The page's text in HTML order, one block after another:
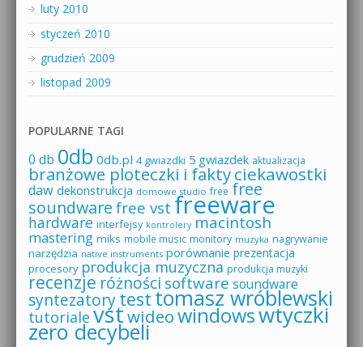
luty 2010
styczeń 2010
grudzień 2009
listopad 2009
POPULARNE TAGI
0 db 0db 0db.pl 4 gwiazdki 5 gwiazdek aktualizacja
branżowe ploteczki i faktyciekawostki
daw dekonstrukcja domowe studio free free
soundware free vst freeware
hardware interfejsy kontrolery macintosh
mastering miks mobile music monitory muzyka nagrywanie
narzędzia native instruments porównanie prezentacja
procesory produkcja muzyczna produkcja muzyki
recenzje różności software soundware
syntezatorytesttomasz wróblewski
tutoriale vstwideowindowswtyczki
zero decybeli